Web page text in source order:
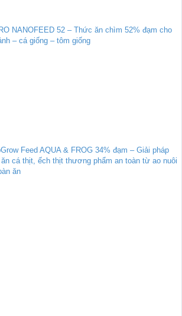
NANOFEED 52 – Thức ăn chìm 52% đạm cho
– cá giống – tôm giống
Feed AQUA & FROG 34% đạm – Giải pháp
cá thịt, ếch thịt thương phẩm an toàn từ ao nuôi
ăn